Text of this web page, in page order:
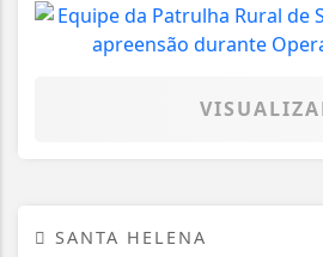
SANTA HELENA